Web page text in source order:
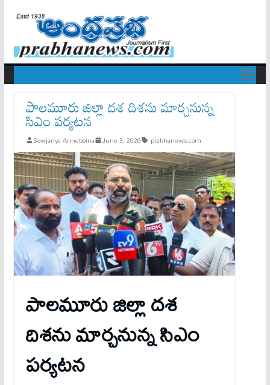
పాలమూరు జిల్లా దశ దిశను మార్చనున్న
సిఎం పర్యటన
Sowjanya Anneboina June 3, 2026 prabhanews.com
పాలమూరు జిల్లా దశ
దిశను మార్చనున్న సిఎం
పర్యటన